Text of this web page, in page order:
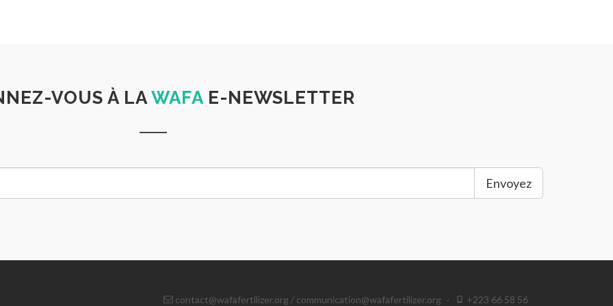
VOUS À LAWAFAE-NEWSLETTER
Envoyez
contact@wafafertilizer.org / communication@wafafertilizer.org · +223 66 58 56